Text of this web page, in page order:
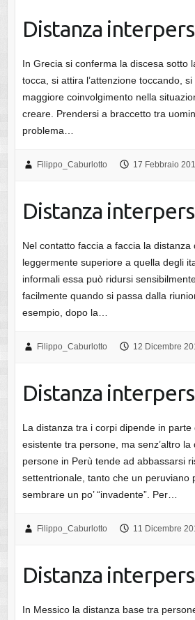
Distanza
In Grecia si conferma la discesa sotto
tocca, si attira l’attenzione toccando,
maggiore coinvolgimento nella
creare. Prendersi a braccetto tra
problema…
Filippo_Caburlotto 17 Febbraio
Distanza
Nel contatto faccia a faccia la
leggermente superiore a quella degli
informali essa può ridursi
facilmente quando si passa dalla
esempio, dopo la…
Filippo_Caburlotto 12 Dicembre
Distanza
La distanza tra i corpi dipende in parte
esistente tra persone, ma senz’altro
persone in Perù tende ad abbassarsi
settentrionale, tanto che un peruviano
sembrare un po’ “invadente”. Per…
Filippo_Caburlotto 11 Dicembre
Distanza
In Messico la distanza base tra